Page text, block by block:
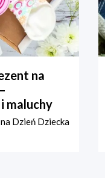
na
maluchy
Dzień Dziecka